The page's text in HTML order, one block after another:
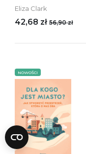
Eliza Clark
42,68 zł 56,90 zł
NOWOŚCI